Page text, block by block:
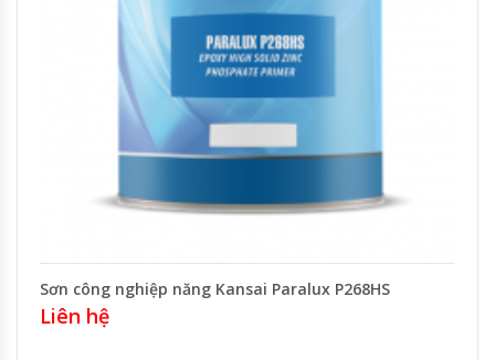
Sơn công nghiệp năng Kansai Paralux P268HS
Liên hệ